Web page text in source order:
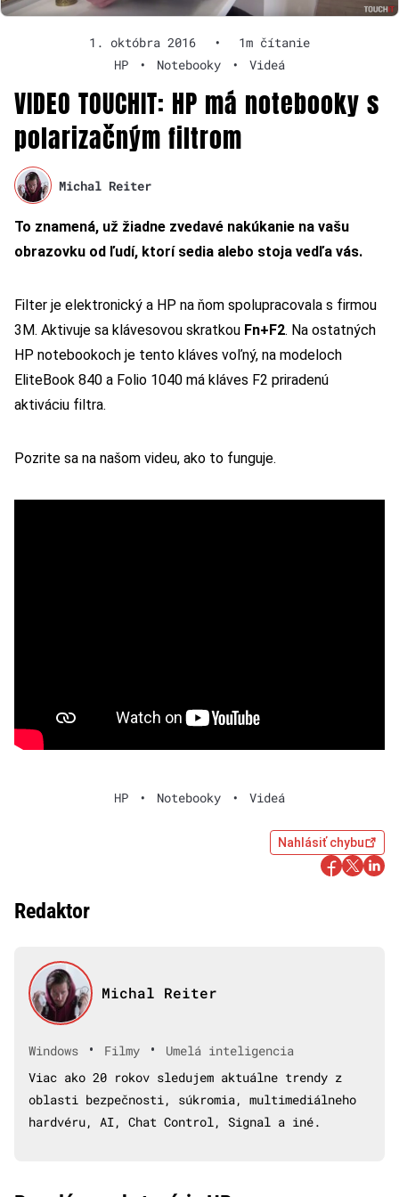
1. októbra 2016 •
1m čítanie
HP
• Notebooky • Videá
VIDEO TOUCHIT: HP má notebooky s
polarizačným filtrom
Michal Reiter
To znamená, už žiadne zvedavé nakúkanie na vašu
obrazovku od ľudí, ktorí sedia alebo stoja vedľa vás.
Filter je elektronický a HP na ňom spolupracovala s firmou
3M. Aktivuje sa klávesovou skratkou Fn+F2. Na ostatných
HP notebookoch je tento kláves voľný, na modeloch
EliteBook 840 a Folio 1040 má kláves F2 priradenú
aktiváciu filtra.
Pozrite sa na našom videu, ako to funguje.
HP • Notebooky • Videá
Nahlásiť chybu
Redaktor
Michal Reiter
Windows • Filmy •
Umelá inteligencia
Viac ako 20 rokov sledujem aktuálne trendy z
oblasti bezpečnosti, súkromia, multimediálneho
hardvéru, AI, Chat Control, Signal a iné.